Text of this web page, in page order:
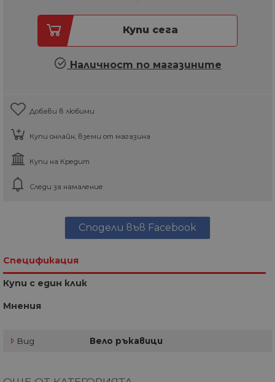
Купи сега
Наличност по магазините
Добави в любими
Купи онлайн, вземи от магазина
Купи на Кредит
Следи за намаление
Сподели във Facebook
Спецификация
Купи с един клик
Мнения
Вид Вело ръкавици